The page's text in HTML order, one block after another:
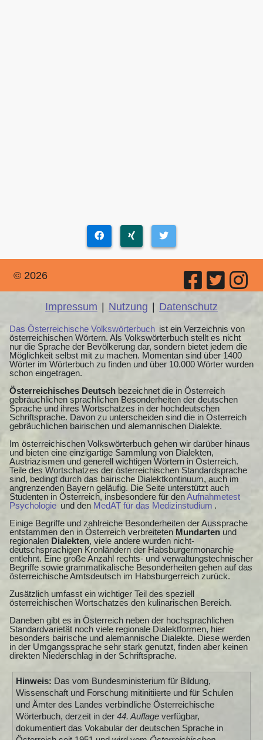
© 2026
Impressum Nutzung Datenschutz
Das Österreichische Volkswörterbuch ist ein Verzeichnis von
österreichischen Wörtern. Als Volkswörterbuch stellt es nicht
nur die Sprache der Bevölkerung dar, sondern bietet jedem die
Möglichkeit selbst mit zu machen. Momentan sind über 1400
Wörter im Wörterbuch zu finden und über 10.000 Wörter wurden
schon eingetragen.
Österreichisches Deutsch bezeichnet die in Österreich
gebräuchlichen sprachlichen Besonderheiten der deutschen
Sprache und ihres Wortschatzes in der hochdeutschen
Schriftsprache. Davon zu unterscheiden sind die in Österreich
gebräuchlichen bairischen und alemannischen Dialekte.
Im österreichischen Volkswörterbuch gehen wir darüber hinaus
und bieten eine einzigartige Sammlung von Dialekten,
Austriazismen und generell wichtigen Wörtern in Österreich.
Teile des Wortschatzes der österreichischen Standardsprache
sind, bedingt durch das bairische Dialektkontinuum, auch im
angrenzenden Bayern geläufig. Die Seite unterstützt auch
Studenten in Österreich, insbesondere für denAufnahmetest
Psychologie und den MedAT für das Medizinstudium .
Einige Begriffe und zahlreiche Besonderheiten der Aussprache
entstammen den in Österreich verbreiteten Mundarten und
regionalen Dialekten, viele andere wurden nicht-
deutschsprachigen Kronländern der Habsburgermonarchie
entlehnt. Eine große Anzahl rechts- und verwaltungstechnischer
Begriffe sowie grammatikalische Besonderheiten gehen auf das
österreichische Amtsdeutsch im Habsburgerreich zurück.
Zusätzlich umfasst ein wichtiger Teil des speziell
österreichischen Wortschatzes den kulinarischen Bereich.
Daneben gibt es in Österreich neben der hochsprachlichen
Standardvarietät noch viele regionale Dialektformen, hier
besonders bairische und alemannische Dialekte. Diese werden
in der Umgangssprache sehr stark genutzt, finden aber keinen
direkten Niederschlag in der Schriftsprache.
Hinweis: Das vom Bundesministerium für Bildung,
Wissenschaft und Forschung mitinitiierte und für Schulen
und Ämter des Landes verbindliche Österreichische
Wörterbuch, derzeit in der 44. Auflageverfügbar,
dokumentiert das Vokabular der deutschen Sprache in